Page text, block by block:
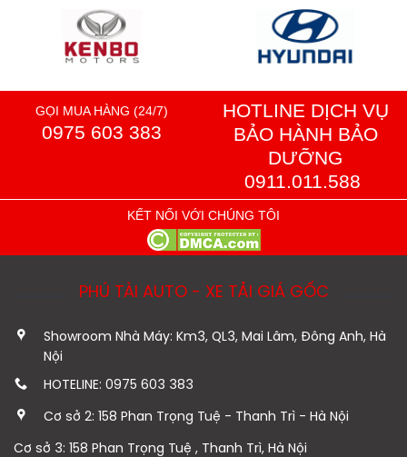
GỌI MUA HÀNG (24/7)
0975 603 383
HOTLINE DỊCH VỤ
BẢO HÀNH BẢO
DƯỠNG
0911.011.588
KẾT NỐI VỚI CHÚNG TÔI
PHÚ TÀI AUTO - XE TẢI GIÁ GỐC
Showroom Nhà Máy: Km3, QL3, Mai Lâm, Đông Anh, Hà
Nội
HOTELINE: 0975 603 383
Cơ sở 2: 158 Phan Trọng Tuệ - Thanh Trì - Hà Nội
Cơ sở 3: 158 Phan Trọng Tuệ , Thanh Trì, Hà Nội